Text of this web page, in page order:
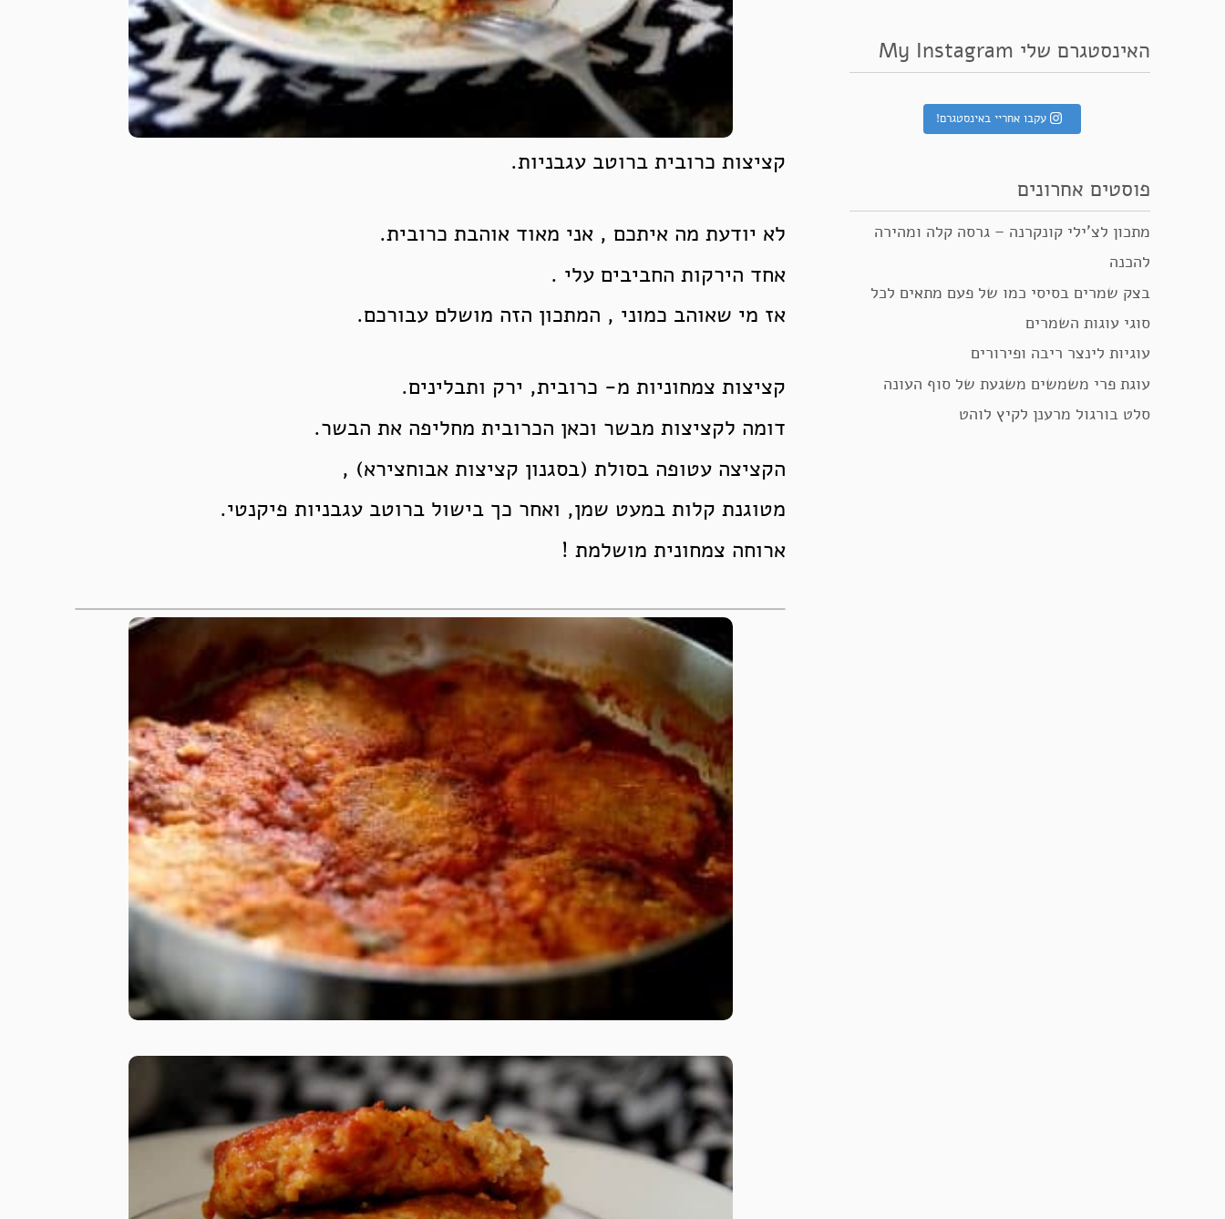
קציצות כרובית ברוטב עגבניות.
לא יודעת מה איתכם , אני מאוד אוהבת כרובית.
אחד הירקות החביבים עלי .
אז מי שאוהב כמוני , המתכון הזה מושלם עבורכם.
קציצות צמחוניות מ- כרובית, ירק ותבלינים.
דומה לקציצות מבשר וכאן הכרובית מחליפה את הבשר.
הקציצה עטופה בסולת (בסגנון קציצות אבוחצירא) ,
מטוגנת קלות במעט שמן, ואחר כך בישול ברוטב עגבניות פיקנטי.
ארוחה צמחונית מושלמת !
האינסטגרם שלי My Instagram
עקבו אחריי באינסטגרם!
פוסטים אחרונים
מתכון לצ’ילי קונקרנה – גרסה קלה ומהירה
להכנה
בצק שמרים בסיסי כמו של פעם מתאים לכל
סוגי עוגות השמרים
עוגיות לינצר ריבה ופירורים
עוגת פרי משמשים משגעת של סוף העונה
סלט בורגול מרענן לקיץ לוהט